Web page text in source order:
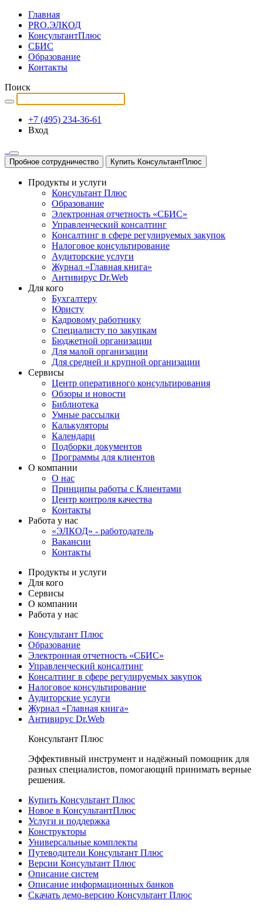
Главная
PRO.ЭЛКОД
КонсультантПлюс
СБИС
Образование
Контакты
Поиск
+7 (495) 234-36-61
Вход
Пробное сотрудничество Купить КонсультантПлюс
Продукты и услуги
Консультант Плюс
Образование
Электронная отчетность «СБИС»
Управленческий консалтинг
Консалтинг в сфере регулируемых закупок
Налоговое консультирование
Аудиторские услуги
Журнал «Главная книга»
Антивирус Dr.Web
Для кого
Бухгалтеру
Юристу
Кадровому работнику
Специалисту по закупкам
Бюджетной организации
Для малой организации
Для средней и крупной организации
Сервисы
Центр оперативного консультирования
Обзоры и новости
Библиотека
Умные рассылки
Калькуляторы
Календари
Подборки документов
Программы для клиентов
О компании
О нас
Принципы работы с Клиентами
Центр контроля качества
Контакты
Работа у нас
«ЭЛКОД» - работодатель
Вакансии
Контакты
Продукты и услуги
Для кого
Сервисы
О компании
Работа у нас
Консультант Плюс
Образование
Электронная отчетность «СБИС»
Управленческий консалтинг
Консалтинг в сфере регулируемых закупок
Налоговое консультирование
Аудиторские услуги
Журнал «Главная книга»
Антивирус Dr.Web
Консультант Плюс
Эффективный инструмент и надёжный помощник для
разных специалистов, помогающий принимать верные
решения.
Купить Консультант Плюс
Новое в КонсультантПлюс
Услуги и поддержка
Конструкторы
Универсальные комплекты
Путеводители Консультант Плюс
Версии Консультант Плюс
Описание систем
Описание информационных банков
Скачать демо-версию Консультант Плюс